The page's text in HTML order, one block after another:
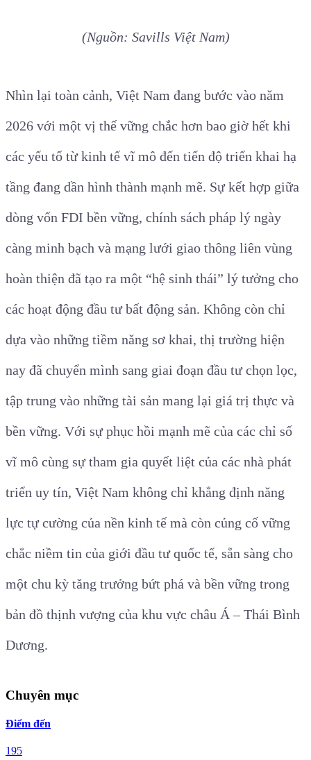
(Nguồn: Savills Việt Nam)
Nhìn lại toàn cảnh, Việt Nam đang bước vào năm
2026 với một vị thế vững chắc hơn bao giờ hết khi
các yếu tố từ kinh tế vĩ mô đến tiến độ triển khai hạ
tầng đang dần hình thành mạnh mẽ. Sự kết hợp giữa
dòng vốn FDI bền vững, chính sách pháp lý ngày
càng minh bạch và mạng lưới giao thông liên vùng
hoàn thiện đã tạo ra một “hệ sinh thái” lý tưởng cho
các hoạt động đầu tư bất động sản. Không còn chỉ
dựa vào những tiềm năng sơ khai, thị trường hiện
nay đã chuyển mình sang giai đoạn đầu tư chọn lọc,
tập trung vào những tài sản mang lại giá trị thực và
bền vững. Với sự phục hồi mạnh mẽ của các chỉ số
vĩ mô cùng sự tham gia quyết liệt của các nhà phát
triển uy tín, Việt Nam không chỉ khẳng định năng
lực tự cường của nền kinh tế mà còn củng cố vững
chắc niềm tin của giới đầu tư quốc tế, sẵn sàng cho
một chu kỳ tăng trưởng bứt phá và bền vững trong
bản đồ thịnh vượng của khu vực châu Á – Thái Bình
Dương.
Chuyên mục
Điểm đến
195